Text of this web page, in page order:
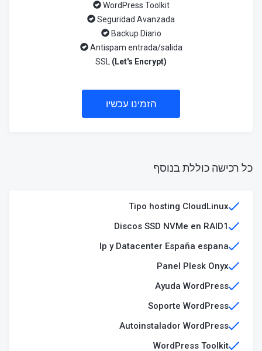
WordPress Toolkit
Seguridad Avanzada
Backup Diario
Antispam entrada/salida
SSL (Let's Encrypt)
הזמינו עכשיו
כל רכישה כוללת בנוסף
Tipo hosting CloudLinux
Discos SSD NVMe en RAID1​
Ip y Datacenter España espana
Panel Plesk Onyx
Ayuda WordPress
Soporte WordPress
Autoinstalador WordPress
WordPress Toolkit